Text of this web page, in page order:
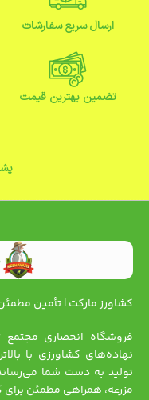
ارسال سریع سفارشات
تضمین بهترین قیمت
کشاورز مارکت | تأمین
فروشگاه انحصاری مجتمع
نهاده‌های کشاورزی با
تولید به دست شما
مزرعه، همراهی مطمئن برای